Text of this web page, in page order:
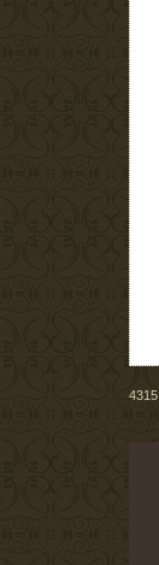
4315